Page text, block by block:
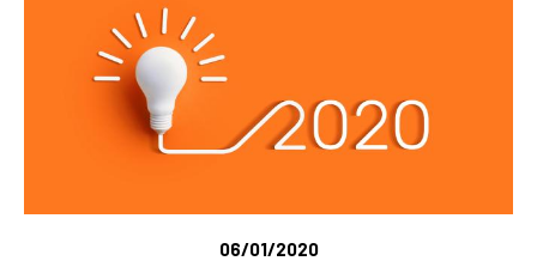
06/01/2020